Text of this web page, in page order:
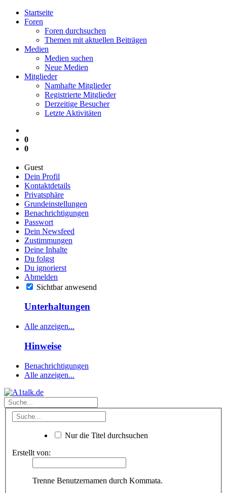
Startseite
Foren
Foren durchsuchen
Themen mit aktuellen Beiträgen
Medien
Medien suchen
Neue Medien
Mitglieder
Namhafte Mitglieder
Registrierte Mitglieder
Derzeitige Besucher
Letzte Aktivitäten
0
0
Guest
Dein Profil
Kontaktdetails
Privatsphäre
Grundeinstellungen
Benachrichtigungen
Passwort
Dein Newsfeed
Zustimmungen
Deine Inhalte
Du folgst
Du ignorierst
Abmelden
Sichtbar anwesend
Unterhaltungen
Alle anzeigen...
Hinweise
Benachrichtigungen
Alle anzeigen...
Nur die Titel durchsuchen
Erstellt von:
Trenne Benutzernamen durch Kommata.